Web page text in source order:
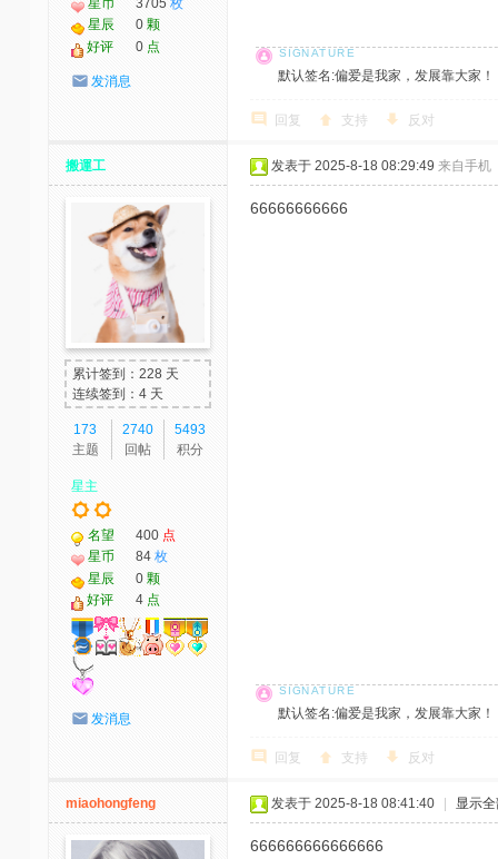
星币 3705 枚
星辰
0 颗
好评
0 点
发消息 默认签名:偏爱是我家，发展靠大家
回复 支持 反对
搬運工
累计签到：228 天
连续签到：4 天
173
主题
2740
回帖
5493
积分
星主
名望 400 点
星币
84 枚
星辰
0 颗
好评
4 点
发消息
发表于 2025-8-18 08:29:49 来自手机
66666666666
默认签名:偏爱是我家，发展靠大家
回复 支持 反对
miaohongfeng 发表于 2025-8-18 08:41:40 显示
666666666666666